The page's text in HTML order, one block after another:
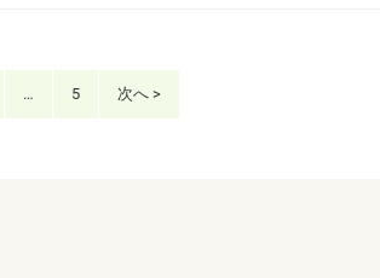
… 5 次へ >